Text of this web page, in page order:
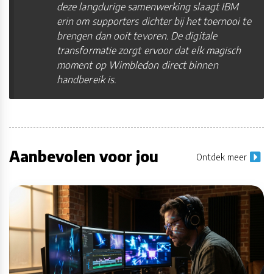
deze langdurige samenwerking slaagt IBM
erin om supporters dichter bij het toernooi te
brengen dan ooit tevoren. De digitale
transformatie zorgt ervoor dat elk magisch
moment op Wimbledon direct binnen
handbereik is.
Aanbevolen voor jou Ontdek meer